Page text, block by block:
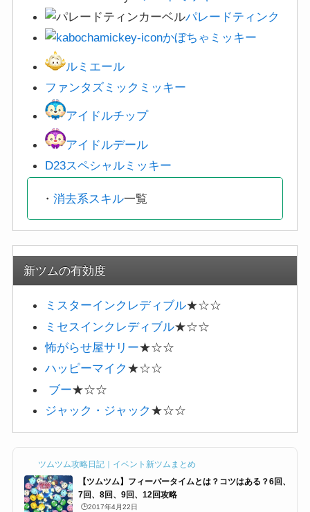
パレードティンク
かぼちゃミッキー
ルミエール
ファンタズミックミッキー
アイドルチップ
アイドルデール
D23スペシャルミッキー
・ 消去系スキル一覧
新ツムの有効度
ミスターインクレディブル★☆☆
ミセスインクレディブル★☆☆
怖がらせ屋サリー★☆☆
ハッピーマイク ★☆☆
ブー★☆☆
ジャック・ジャック ★☆☆
ツムツム攻略日記｜イベント新ツムまとめ
【ツムツム】フィーバータイムとは？コツはある？6回、
7回、8回、9回、12回攻略
🕒️2017年4月22日